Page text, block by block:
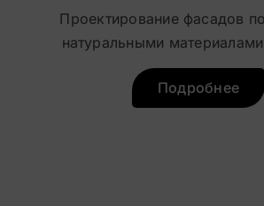
Проектирование фасадов
натуральными
Подробнее